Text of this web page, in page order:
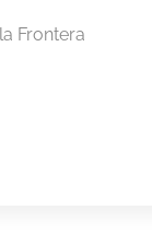
Frontera